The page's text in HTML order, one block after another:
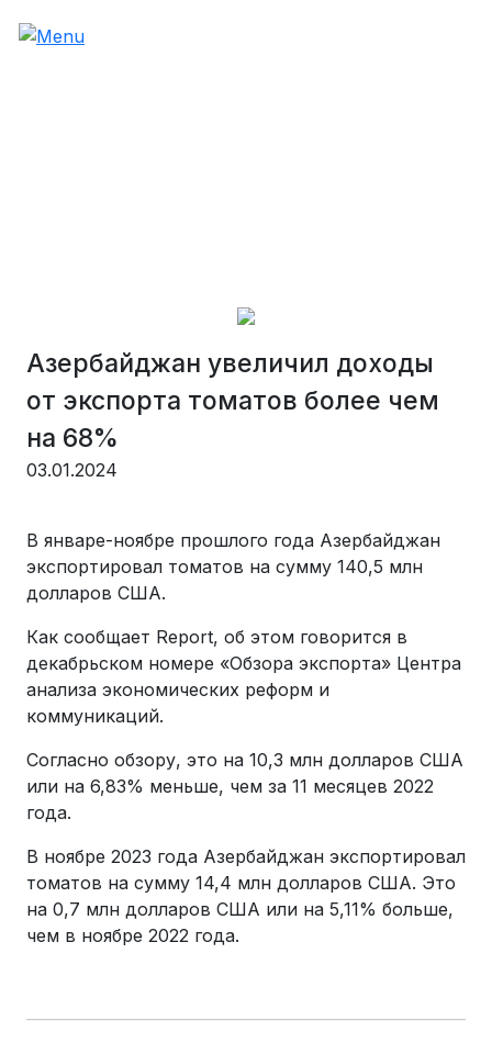
Азербайджан увеличил доходы
от экспорта томатов более чем
на 68%
03.01.2024
В январе-ноябре прошлого года Азербайджан
экспортировал томатов на сумму 140,5 млн
долларов США.
Как сообщает Report, об этом говорится в
декабрьском номере «Обзора экспорта» Центра
анализа экономических реформ и
коммуникаций.
Согласно обзору, это на 10,3 млн долларов США
или на 6,83% меньше, чем за 11 месяцев 2022
года.
В ноябре 2023 года Азербайджан экспортировал
томатов на сумму 14,4 млн долларов США. Это
на 0,7 млн долларов США или на 5,11% больше,
чем в ноябре 2022 года.